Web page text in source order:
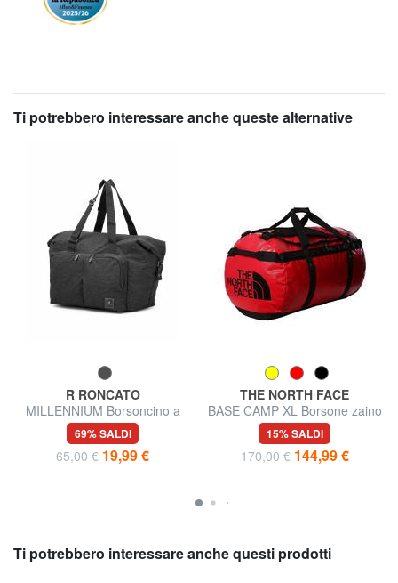
Ti potrebbero interessare anche queste alternative
R RONCATO
MILLENNIUM Borsoncino a
spalla
69% SALDI
65,00 € 19,99 €
THE NORTH FACE
BASE CAMP XL Borsone zaino
15% SALDI
170,00 € 144,99 €
Ti potrebbero interessare anche questi prodotti